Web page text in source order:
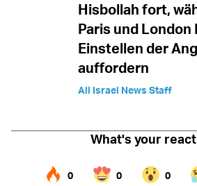
Hisbollah fort,
Paris und London
Einstellen der
auffordern
All Israel News Staff